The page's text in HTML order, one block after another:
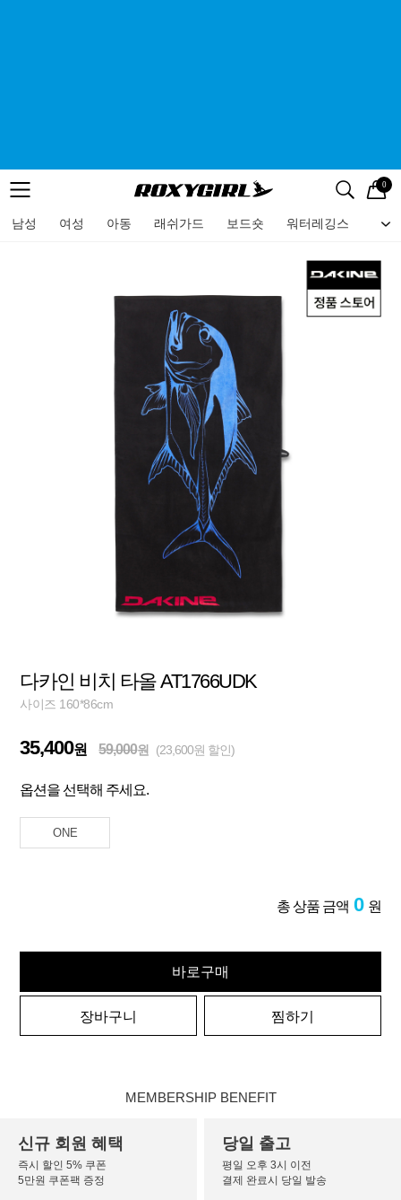
메뉴 검색
로고 0
남성 여성 아동 래쉬가드 보드숏 워터레깅스 비
메뉴
다카인 비치 타올 AT1766UDK
사이즈 160*86cm
35,400원 59,000원 (23,600원 할인)
옵션을 선택해 주세요.
ONE
총 상품 금액 0 원
바로구매
장바구니 찜하기
MEMBERSHIP BENEFIT
신규 회원 혜택
즉시 할인 5% 쿠폰
5만원 쿠폰팩 증정
당일 출고
평일 오후 3시 이전
결제 완료시 당일 발송